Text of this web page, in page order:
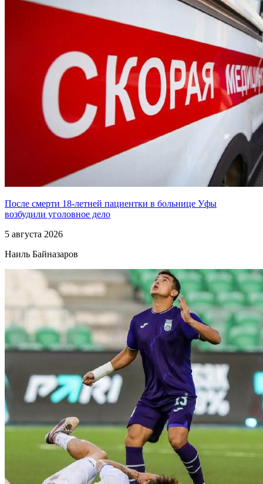
После смерти 18-летней пациентки в больнице Уфы
возбудили уголовное дело
5 августа 2026
Наиль Байназаров